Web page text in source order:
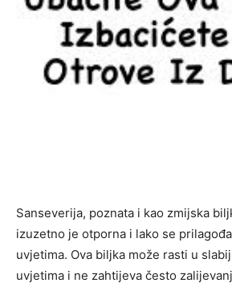
Sanseverija, poznata i kao zmijska
izuzetno je otporna i lako se
uvjetima. Ova biljka može rasti u
uvjetima i ne zahtijeva često